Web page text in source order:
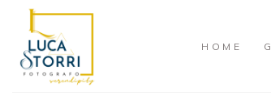
content
HOME